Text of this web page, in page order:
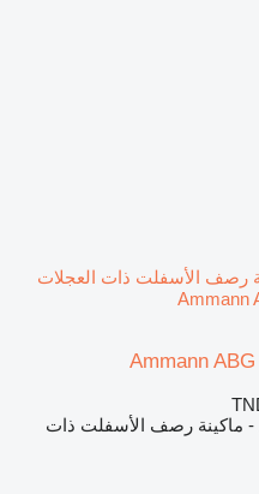
رصف الأسفلت ذات العجلات
Ammann
Ammann
- ماكينة رصف الأسفلت ذات